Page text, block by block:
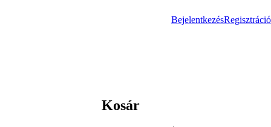
BejelentkezésRegisztráció
Kosár